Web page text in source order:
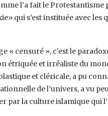
l’a fait le
qui s’est instituée avec
« censuré », c’est le
étriquée et ‎irréaliste du
et cléricale, a pu
de l’univers, a vu
par la culture islamique qui